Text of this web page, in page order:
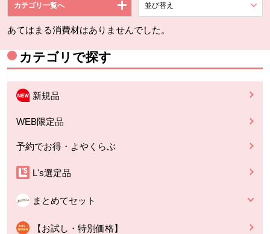
カテゴリ一覧へ 並び替え
あてはまる消費材はありませんでした。
カテゴリで探す
新規品
WEB限定品
予約でお得・よやくらぶ
L's選定品
まとめてセット
【お試し・特別価格】